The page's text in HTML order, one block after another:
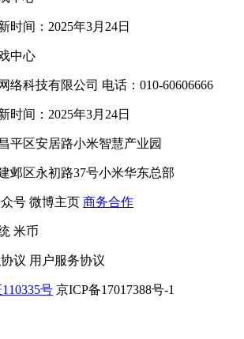
时间：2025年3月24日
中心
络科技有限公司 电话：010-60606666
时间：2025年3月24日
平区安居路小米智慧产业园
邺区永初路37号小米华东总部
号 微博主页 商务合作
米币
议 用户服务协议
号 京ICP备17017388号-1